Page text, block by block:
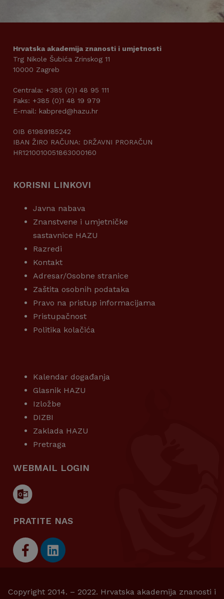
Hrvatska akademija znanosti i umjetnosti
Trg Nikole Šubića Zrinskog 11
10000 Zagreb
Centrala: +385 (0)1 48 95 111
Faks: +385 (0)1 48 19 979
E-mail: kabpred@hazu.hr
OIB 61989185242
IBAN ŽIRO RAČUNA: DRŽAVNI PRORAČUN
HR1210010051863000160
KORISNI LINKOVI
Javna nabava
Znanstvene i umjetničke
sastavnice HAZU
Razredi
Kontakt
Adresar/Osobne stranice
Zaštita osobnih podataka
Pravo na pristup informacijama
Pristupačnost
Politika kolačića
Kalendar događanja
Glasnik HAZU
Izložbe
DIZBI
Zaklada HAZU
Pretraga
WEBMAIL LOGIN
PRATITE NAS
Copyright 2014. – 2022. Hrvatska akademija znanosti i